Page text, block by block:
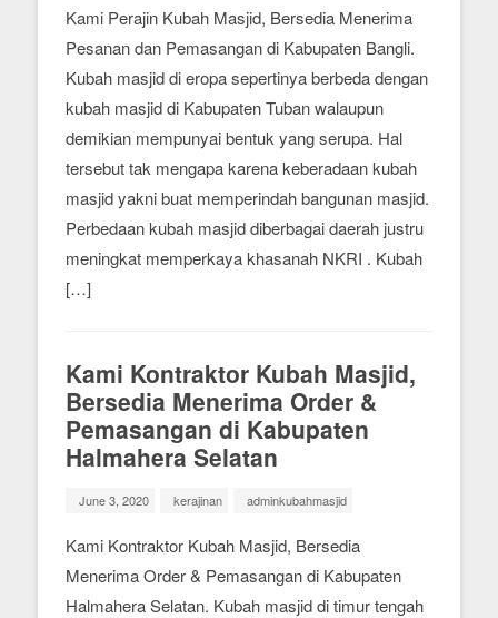
Kami Perajin Kubah Masjid, Bersedia Menerima
Pesanan dan Pemasangan di Kabupaten Bangli.
Kubah masjid di eropa sepertinya berbeda dengan
kubah masjid di Kabupaten Tuban walaupun
demikian mempunyai bentuk yang serupa. Hal
tersebut tak mengapa karena keberadaan kubah
masjid yakni buat memperindah bangunan masjid.
Perbedaan kubah masjid diberbagai daerah justru
meningkat memperkaya khasanah NKRI . Kubah
[…]
Kami Kontraktor Kubah Masjid,
Bersedia Menerima Order &
Pemasangan di Kabupaten
Halmahera Selatan
June 3, 2020 kerajinan adminkubahmasjid
Kami Kontraktor Kubah Masjid, Bersedia
Menerima Order & Pemasangan di Kabupaten
Halmahera Selatan. Kubah masjid di timur tengah